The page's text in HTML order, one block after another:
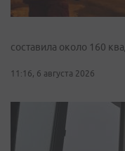
составила около 160
11:16, 6 августа 2026